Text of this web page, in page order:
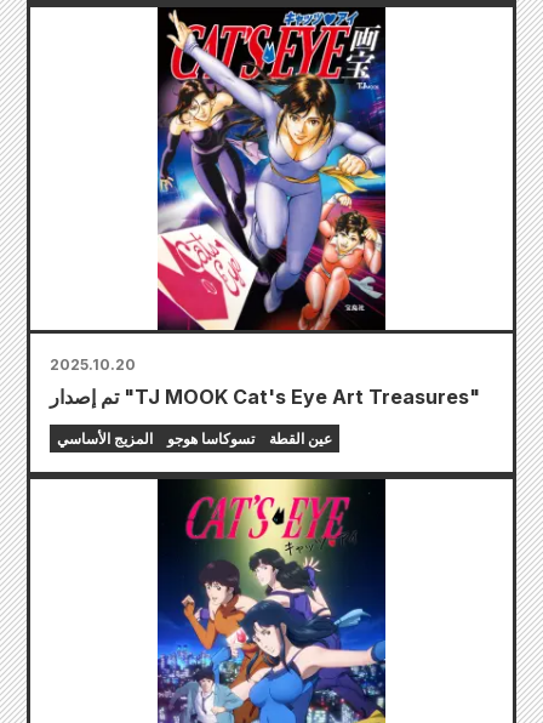
2025.10.20
تم إصدار "TJ MOOK Cat's Eye Art Treasures"
المزيج الأساسي تسوكاسا هوجو عين القطة